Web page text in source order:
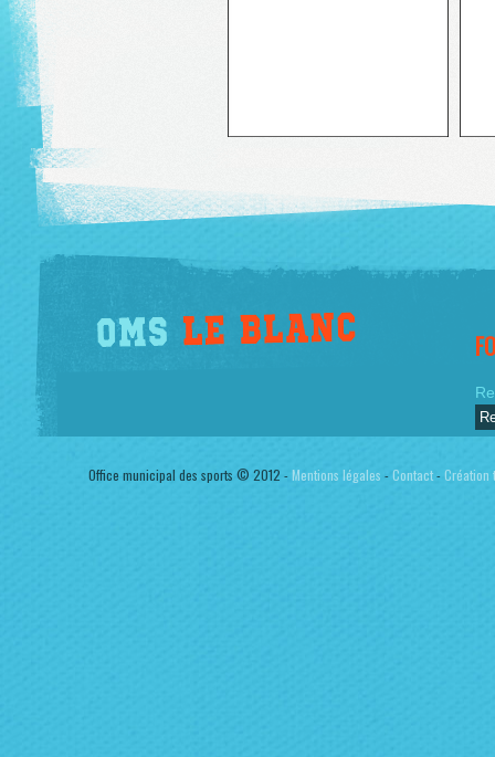
Office municipal des sports © 2012 -Mentions légales -Contact- Création